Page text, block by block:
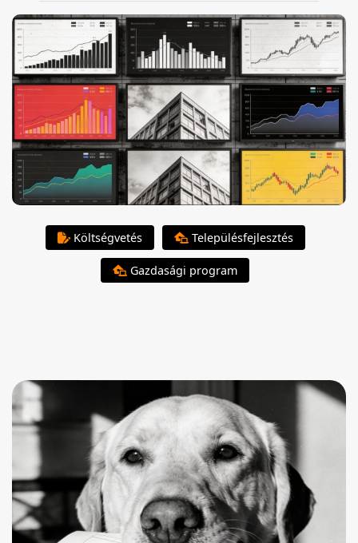
Költségvetés Településfejlesztés
Gazdasági program